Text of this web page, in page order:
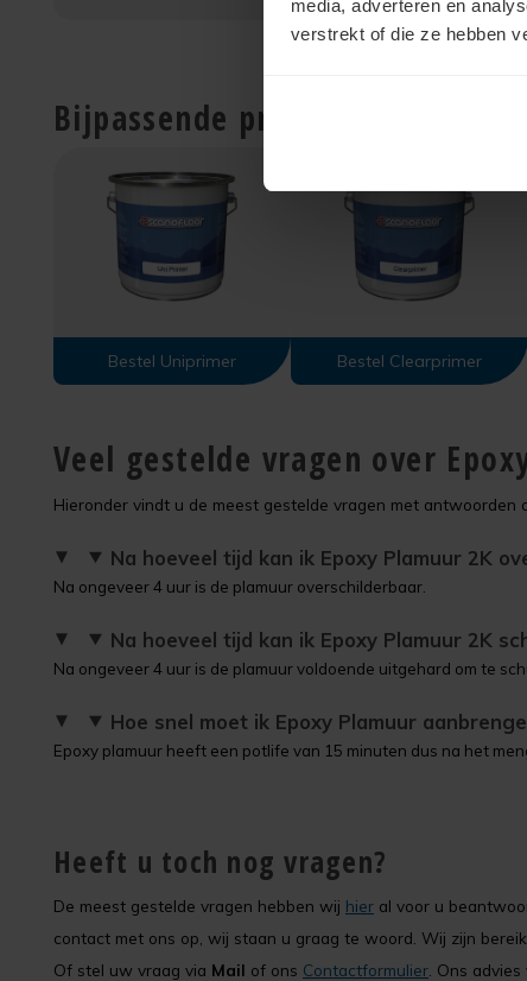
media, adverteren en
verstrekt of die ze hebben
Bijpassende producten
Bestel Uniprimer Bestel Clearprimer
Veel gestelde vragen over
Hieronder vindt u de meest gestelde vragen met antwoorden
Na hoeveel tijd kan ik Epoxy Plamuur 2K
Na ongeveer 4 uur is de plamuur overschilderbaar.
Na hoeveel tijd kan ik Epoxy Plamuur 2K
Na ongeveer 4 uur is de plamuur voldoende uitgehard om te
Hoe snel moet ik Epoxy Plamuur
Epoxy plamuur heeft een potlife van 15 minuten dus na het
Heeft u toch nog vragen?
De meest gestelde vragen hebben wij hier al voor u
contact met ons op, wij staan u graag te woord. Wij zijn
Of stel uw vraag via Mail of ons Contactformulier . Ons